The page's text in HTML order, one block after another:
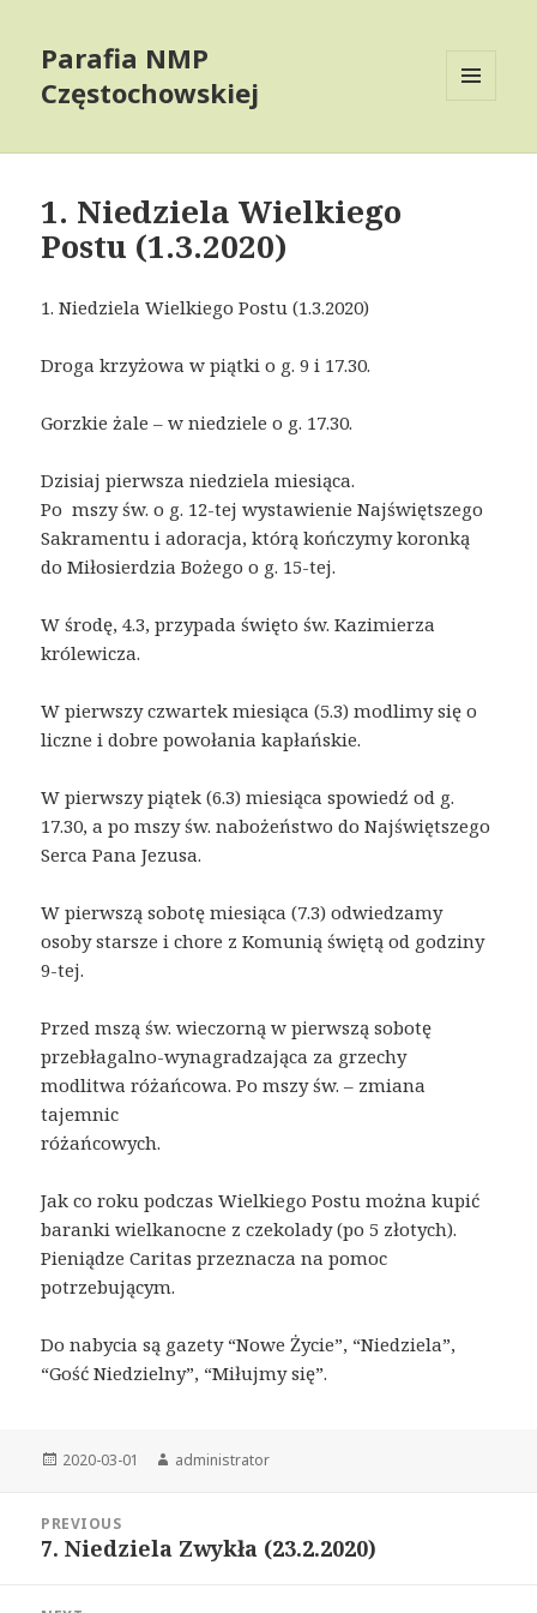
Parafia NMP
Częstochowskiej
WIDGETS
1. Niedziela Wielkiego
Postu (1.3.2020)
1. Niedziela Wielkiego Postu (1.3.2020)
Droga krzyżowa w piątki o g. 9 i 17.30.
Gorzkie żale – w niedziele o g. 17.30.
Dzisiaj pierwsza niedziela miesiąca.
Po mszy św. o g. 12-tej wystawienie Najświętszego
Sakramentu i adoracja, którą kończymy koronką
do Miłosierdzia Bożego o g. 15-tej.
W środę, 4.3, przypada święto św. Kazimierza
królewicza.
W pierwszy czwartek miesiąca (5.3) modlimy się o
liczne i dobre powołania kapłańskie.
W pierwszy piątek (6.3) miesiąca spowiedź od g.
17.30, a po mszy św. nabożeństwo do Najświętszego
Serca Pana Jezusa.
W pierwszą sobotę miesiąca (7.3) odwiedzamy
osoby starsze i chore z Komunią świętą od godziny
9-tej.
Przed mszą św. wieczorną w pierwszą sobotę
przebłagalno-wynagradzająca za grzechy
modlitwa różańcowa. Po mszy św. – zmiana
tajemnic
różańcowych.
Jak co roku podczas Wielkiego Postu można kupić
baranki wielkanocne z czekolady (po 5 złotych).
Pieniądze Caritas przeznacza na pomoc
potrzebującym.
Do nabycia są gazety “Nowe Życie”, “Niedziela”,
“Gość Niedzielny”, “Miłujmy się”.
Posted
2020-03-01 Author
administrator
navigation
PREVIOUS
Previous
7. Niedziela Zwykła (23.2.2020)